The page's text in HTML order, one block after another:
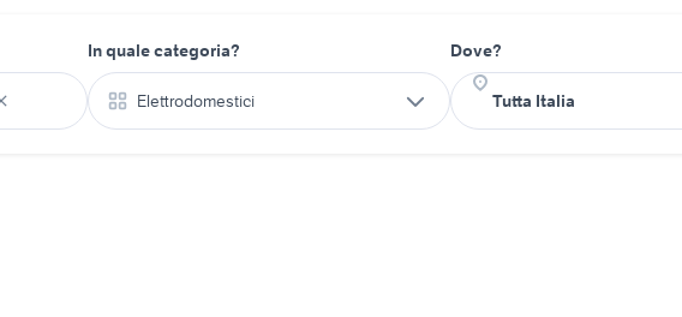
In quale categoria?
Elettrodomestici
Dove?